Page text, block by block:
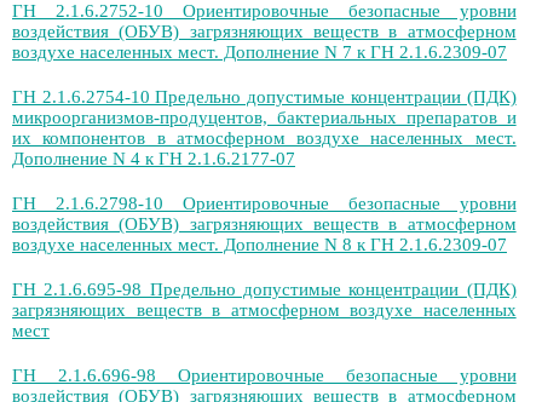
ГН 2.1.6.2752-10 Ориентировочные безопасные уровни
воздействия (ОБУВ) загрязняющих веществ в атмосферном
воздухе населенных мест. Дополнение N 7 к ГН 2.1.6.2309-07
ГН 2.1.6.2754-10 Предельно допустимые концентрации (ПДК)
микроорганизмов-продуцентов, бактериальных препаратов и
их компонентов в атмосферном воздухе населенных мест.
Дополнение N 4 к ГН 2.1.6.2177-07
ГН 2.1.6.2798-10 Ориентировочные безопасные уровни
воздействия (ОБУВ) загрязняющих веществ в атмосферном
воздухе населенных мест. Дополнение N 8 к ГН 2.1.6.2309-07
ГН 2.1.6.695-98 Предельно допустимые концентрации (ПДК)
загрязняющих веществ в атмосферном воздухе населенных
мест
ГН 2.1.6.696-98 Ориентировочные безопасные уровни
воздействия (ОБУВ) загрязняющих веществ в атмосферном